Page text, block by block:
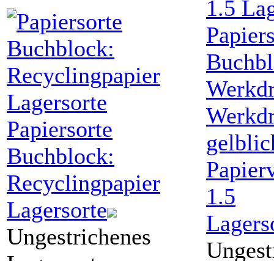
Papiersorte
Buchblock:
Recyclingpapier
Lagersorte
Ungestrichenes
1.5